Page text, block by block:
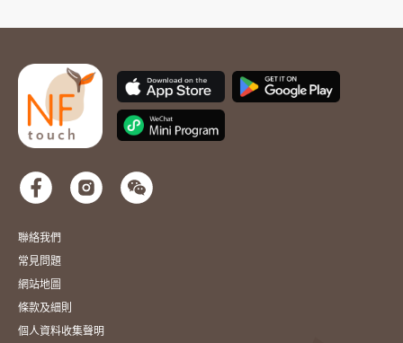
聯絡我們
常見問題
網站地圖
條款及細則
個人資料收集聲明